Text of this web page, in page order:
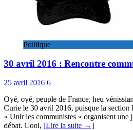
Politique
30 avril 2016 : Rencontre
25 avril 2016 6
Oyé, oyé, peuple de France, heu
Curie le 30 avril 2016, puisque la section
« Unir les communistes » organisent une
débat. Cool, [Lire la suite →]